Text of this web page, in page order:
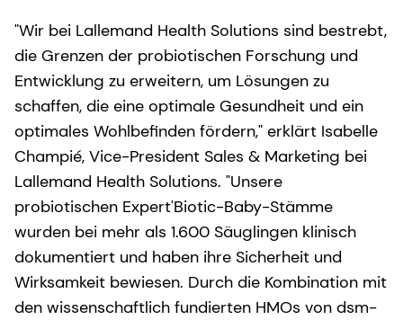
"Wir bei Lallemand Health Solutions sind bestrebt,
die Grenzen der probiotischen Forschung und
Entwicklung zu erweitern, um Lösungen zu
schaffen, die eine optimale Gesundheit und ein
optimales Wohlbefinden fördern," erklärt Isabelle
Champié, Vice-President Sales & Marketing bei
Lallemand Health Solutions. "Unsere
probiotischen Expert'Biotic-Baby-Stämme
wurden bei mehr als 1.600 Säuglingen klinisch
dokumentiert und haben ihre Sicherheit und
Wirksamkeit bewiesen. Durch die Kombination mit
den wissenschaftlich fundierten HMOs von dsm-